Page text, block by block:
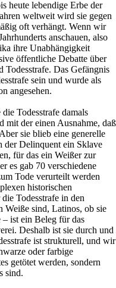
heute lebendige Erbe der
weltweit wird sie gegen
oft verhängt. Wenn wir
anschauen, also
ihre Unabhängigkeit
öffentliche Debatte über
Das Gefängnis
sein und wurde als
angesehen.
Todesstrafe damals
mit der einen Ausnahme, daß
sie blieb eine generelle
der Delinquent ein Sklave
für das ein Weißer zur
es gab 70 verschiedene
Tode verurteilt werden
historischen
Todesstrafe in den
Weiße sind, Latinos, ob sie
ist ein Beleg für das
Deshalb ist sie durch und
ist strukturell, und wir
oder farbige
getötet werden, sondern
sind.